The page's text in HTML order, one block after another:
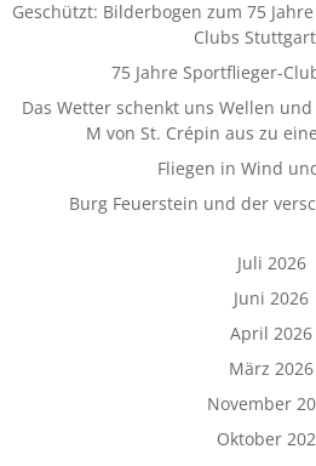
Geschützt: Bilderbogen zum 75
Clubs
75 Jahre Sportflieger-
Das Wetter schenkt uns Wellen
M von St. Crépin aus zu
Fliegen in Wind
Burg Feuerstein und der
Juli 2026
Juni 2026
April 2026
März 2026
November
Oktober